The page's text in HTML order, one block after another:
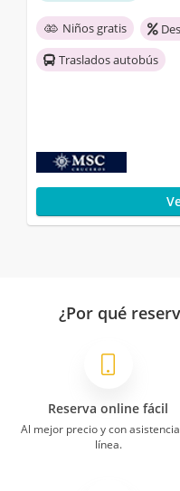
Niños gratis
Traslados autobús
¿Por qué
Reserva online fácil
Al mejor precio y con
línea.